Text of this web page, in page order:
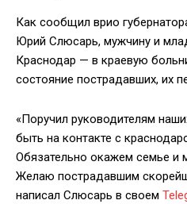
Как сообщил врио
Юрий Слюсарь, мужчину и
Краснодар — в краевую
состояние пострадавших, их
«Поручил руководителям
быть на контакте с
Обязательно окажем семье и
Желаю пострадавшим
написал Слюсарь в своем